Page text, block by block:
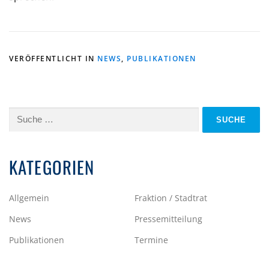
VERÖFFENTLICHT IN NEWS, PUBLIKATIONEN
Suche
KATEGORIEN
Allgemein
Fraktion / Stadtrat
News
Pressemitteilung
Publikationen
Termine